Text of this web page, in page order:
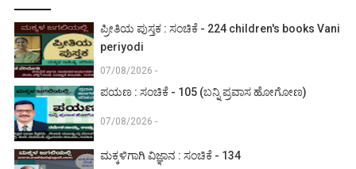
ಪ್ರೀತಿಯ ಪುಸ್ತಕ : ಸಂಚಿಕೆ - 224 children's books Vani
periyodi
07/08/2026 -
ಪಯಣ : ಸಂಚಿಕೆ - 105 (ಬನ್ನಿ ಪ್ರವಾಸ ಹೋಗೋಣ)
07/08/2026 -
ಮಕ್ಕಳಿಗಾಗಿ ವಿಜ್ಞಾನ : ಸಂಚಿಕೆ - 134